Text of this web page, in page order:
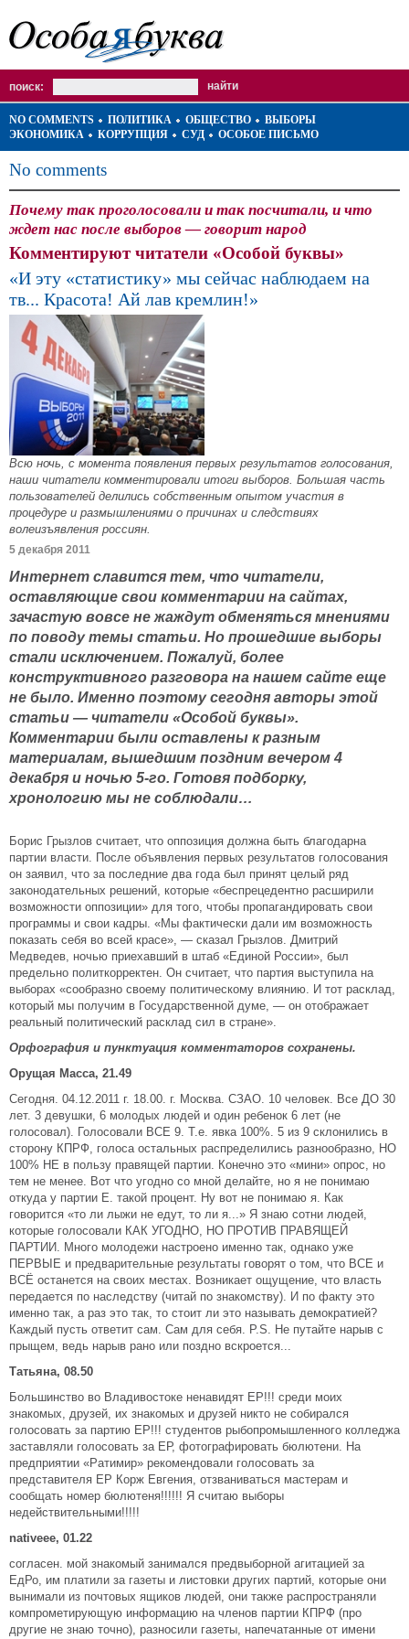
поиск:
NO COMMENTS ПОЛИТИКА ОБЩЕСТВО
ВЫБОРЫ
ЭКОНОМИКА
КОРРУПЦИЯ СУД ОСОБОЕ ПИСЬМО
No comments
Почему так проголосовали и так посчитали, и что
ждет нас после выборов — говорит народ
Комментируют читатели «Особой буквы»
«И эту «статистику» мы сейчас наблюдаем на
тв... Красота! Ай лав кремлин!»
Всю ночь, с момента появления первых результатов голосования,
наши читатели комментировали итоги выборов. Большая часть
пользователей делились собственным опытом участия в
процедуре и размышлениями о причинах и следствиях
волеизъявления россиян.
5 декабря 2011
Интернет славится тем, что читатели,
оставляющие свои комментарии на сайтах,
зачастую вовсе не жаждут обменяться мнениями
по поводу темы статьи. Но прошедшие выборы
стали исключением. Пожалуй, более
конструктивного разговора на нашем сайте еще
не было. Именно поэтому сегодня авторы этой
статьи — читатели «Особой буквы».
Комментарии были оставлены к разным
материалам, вышедшим поздним вечером 4
декабря и ночью 5-го. Готовя подборку,
хронологию мы не соблюдали…
Борис Грызлов считает, что оппозиция должна быть благодарна
партии власти. После объявления первых результатов голосования
он заявил, что за последние два года был принят целый ряд
законодательных решений, которые «беспрецедентно расширили
возможности оппозиции» для того, чтобы пропагандировать свои
программы и свои кадры. «Мы фактически дали им возможность
показать себя во всей красе», — сказал Грызлов. Дмитрий
Медведев, ночью приехавший в штаб «Единой России», был
предельно политкорректен. Он считает, что партия выступила на
выборах «сообразно своему политическому влиянию. И тот расклад,
который мы получим в Государственной думе, — он отображает
реальный политический расклад сил в стране».
Орфография и пунктуация комментаторов сохранены.
Орущая Масса, 21.49
Сегодня. 04.12.2011 г. 18.00. г. Москва. СЗАО. 10 человек. Все ДО 30
лет. 3 девушки, 6 молодых людей и один ребенок 6 лет (не
голосовал). Голосовали ВСЕ 9. Т.е. явка 100%. 5 из 9 склонились в
сторону КПРФ, голоса остальных распределились разнообразно, НО
100% НЕ в пользу правящей партии. Конечно это «мини» опрос, но
тем не менее. Вот что угодно со мной делайте, но я не понимаю
откуда у партии Е. такой процент. Ну вот не понимаю я. Как
говорится «то ли лыжи не едут, то ли я...» Я знаю сотни людей,
которые голосовали КАК УГОДНО, НО ПРОТИВ ПРАВЯЩЕЙ
ПАРТИИ. Много молодежи настроено именно так, однако уже
ПЕРВЫЕ и предварительные результаты говорят о том, что ВСЕ и
ВСЁ останется на своих местах. Возникает ощущение, что власть
передается по наследству (читай по знакомству). И по факту это
именно так, а раз это так, то стоит ли это называть демократией?
Каждый пусть ответит сам. Сам для себя. P.S. Не путайте нарыв с
прыщем, ведь нарыв рано или поздно вскроется...
Татьяна, 08.50
Большинство во Владивостоке ненавидят ЕР!!! среди моих
знакомых, друзей, их знакомых и друзей никто не собирался
голосовать за партию ЕР!!! студентов рыбопромышленного колледжа
заставляли голосовать за ЕР, фотографировать бюлютени. На
предприятии «Ратимир» рекомендовали голосовать за
представителя ЕР Корж Евгения, отзваниваться мастерам и
сообщать номер бюлютеня!!!!!! Я считаю выборы
недействительными!!!!!
nativeee, 01.22
согласен. мой знакомый занимался предвыборной агитацией за
ЕдРо, им платили за газеты и листовки других партий, которые они
вынимали из почтовых ящиков людей, они также распространяли
компрометирующую информацию на членов партии КПРФ (про
другие не знаю точно), разносили газеты, напечатанные от имени